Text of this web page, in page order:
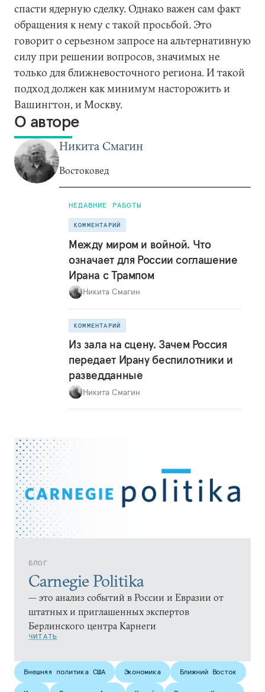
БЛОГ
Carnegie Politika
— это анализ событий в России и Евразии от
штатных и приглашенных экспертов
Берлинского центра Карнеги
ЧИТАТЬ
спасти ядерную сделку. Однако важен сам факт
обращения к нему с такой просьбой. Это
говорит о серьезном запросе на альтернативную
силу при решении вопросов, значимых не
только для ближневосточного региона. И такой
подход должен как минимум насторожить и
Вашингтон, и Москву.
О авторе
Никита Смагин
Востоковед
НЕДАВНИЕ РАБОТЫ
КОММЕНТАРИЙ
Между миром и войной. Что
означает для России соглашение
Ирана с Трампом
Никита Смагин
КОММЕНТАРИЙ
Из зала на сцену. Зачем Россия
передает Ирану беспилотники и
разведданные
Никита Смагин
Внешняя политика США Экономика Ближний Восток